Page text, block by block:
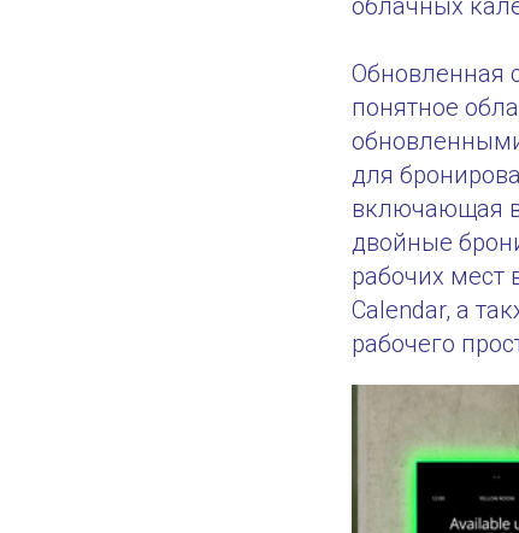
облачных
Обновленная
понятное
для
включающая в
двойные
рабочих мест
Calendar, а
рабочего